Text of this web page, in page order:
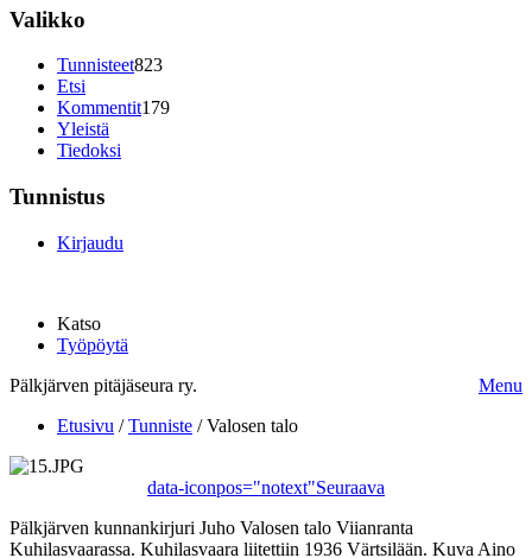
Valikko
Tunnisteet823
Etsi
Kommentit179
Yleistä
Tiedoksi
Tunnistus
Kirjaudu
Katso
Työpöytä
Pälkjärven pitäjäseura ry.
Menu
Etusivu /Tunniste /Valosen talo
data-iconpos="notext"Seuraava
Pälkjärven kunnankirjuri Juho Valosen talo Viianranta
Kuhilasvaarassa. Kuhilasvaara liitettiin 1936 Värtsilään. Kuva Aino